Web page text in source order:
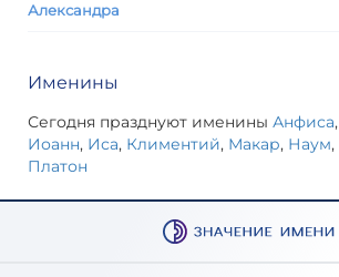
Александра
Именины
Сегодня празднуют именины Анфиса,
Иоанн, Иса, Климентий, Макар, Наум,
Платон